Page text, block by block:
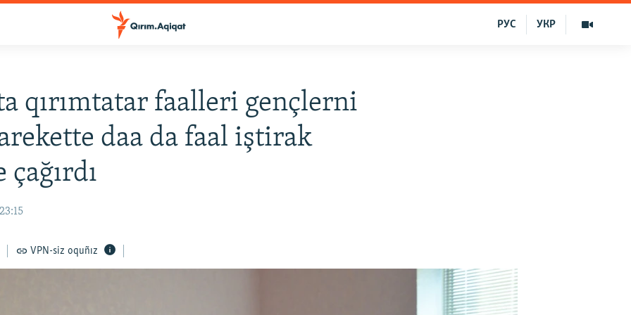
УКР
РУС
qırımtatar faalleri gençlerni
daa da faal iştirak
çağırdı
VPN-siz oquñız